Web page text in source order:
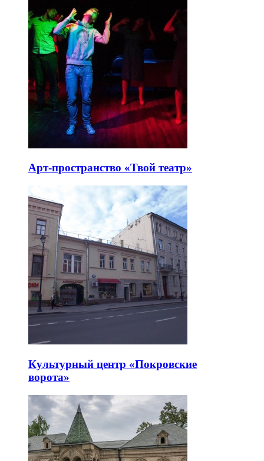
Арт-пространство «Твой театр»
Культурный центр «Покровские
ворота»